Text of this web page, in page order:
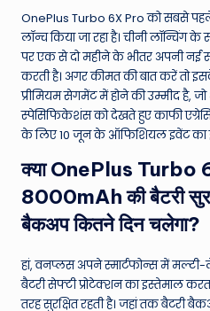
OnePlus Turbo 6X Pro को सबसे
लॉन्च किया जा रहा है। चीनी
पर एक से दो महीने के भीतर अपनी नई
करती है। अगर कीमत की बात करें तो
प्रीमियम सेगमेंट में होने की उम्मीद है,
स्पेसिफिकेशंस को देखते हुए काफी
के लिए 10 जून के ऑफिशियल इवेंट का
क्या OnePlus Turbo
8000mAh की बैटरी
बैकअप कितने दिन चलेगा?
हां, वनप्लस अपने स्मार्टफोन्स में
बैटरी सेफ्टी प्रोटेक्शन का इस्तेमाल
तरह सुरक्षित रहती है। जहां तक बैटरी